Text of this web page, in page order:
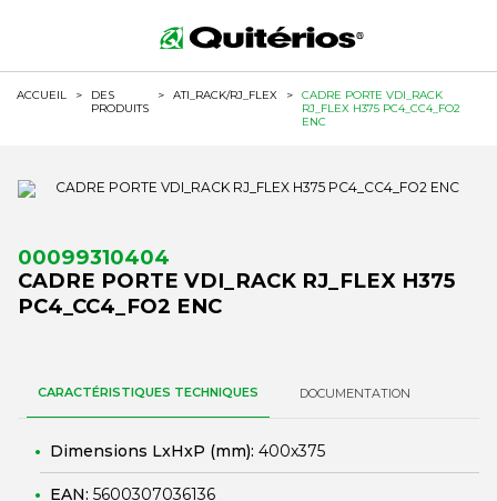
ACCUEIL >
DES
PRODUITS
> ATI_RACK/RJ_FLEX >
CADRE PORTE VDI_RACK
RJ_FLEX H375 PC4_CC4_FO2
ENC
00099310404
CADRE PORTE VDI_RACK RJ_FLEX H375
PC4_CC4_FO2 ENC
CARACTÉRISTIQUES TECHNIQUES DOCUMENTATION
Dimensions LxHxP (mm): 400x375
EAN: 5600307036136